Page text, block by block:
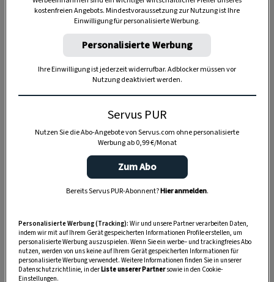
Anzeige
SPEICHERN DRUCKEN
kostenfreien Angebots. Mindestvoraussetzung zur Nutzung ist Ihre
Einwilligung für personalisierte Werbung.
Personalisierte Werbung
Ihre Einwilligung ist jederzeit widerrufbar. Adblocker müssen vor
Nutzung deaktiviert werden.
Servus PUR
Nutzen Sie die Abo-Angebote von Servus.com ohne personalisierte
Werbung ab 0,99 €/Monat
Zum Abo
Bereits Servus PUR-Abonnent?Hier anmelden.
Personalisierte Werbung (Tracking): Wir und unsere Partner verarbeiten Daten,
indem wir mit auf Ihrem Gerät gespeicherten Informationen Profile erstellen, um
personalisierte Werbung auszuspielen. Wenn Sie ein werbe– und trackingfreies Abo
nutzen, werden von uns keine auf Ihrem Gerät gespeicherten Informationen für
personalisierte Werbung verwendet. Weitere Informationen finden Sie in unserer
Datenschutzrichtlinie, in derListe unserer Partnersowie in den Cookie-
Einstellungen.